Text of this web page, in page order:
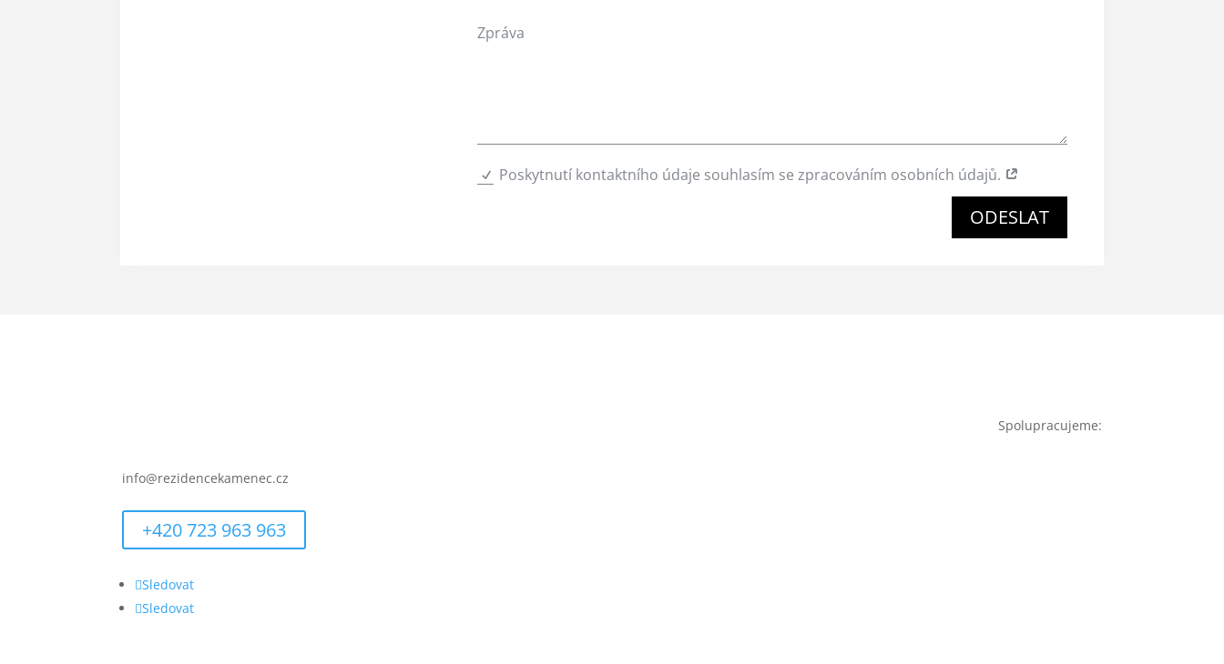
Poskytnutí kontaktního údaje souhlasím se zpracováním osobních údajů.
ODESLAT
info@rezidencekamenec.cz
+420 723 963 963
Sledovat
Sledovat
Spolupracujeme: